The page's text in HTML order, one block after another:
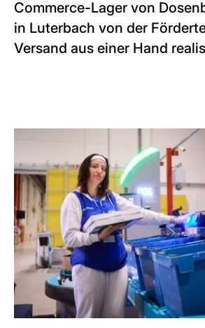
Commerce-Lager von
in Luterbach von der
Versand aus einer Hand